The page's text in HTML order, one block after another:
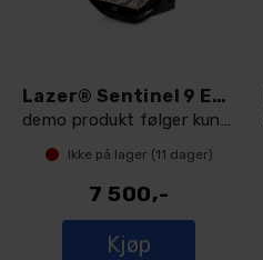
Lazer® Sentinel 9 ELITE Black
demo produkt følger kun med selve lykten
Ikke på lager (11 dager)
7 500,-
Kjøp